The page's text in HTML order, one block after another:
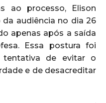
ao processo, Elison
audiência no dia 26
apenas após a saída
Essa postura foi
tentativa de evitar o
e de desacreditar